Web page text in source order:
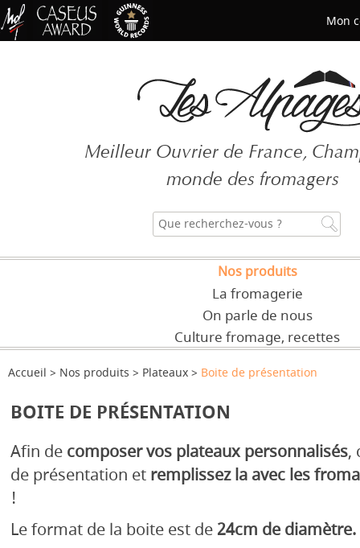
Meilleur Ouvrier de France,
monde des fromagers
Nos produits
La fromagerie
On parle de nous
Culture fromage, recettes
Accueil Nos produits Plateaux Boite de présentation
BOITE DE PRÉSENTATION
Afin de composer vos plateaux personnalisés,
de présentation et remplissez la avec les
!
Le format de la boite est de 24cm de diamètre.
Mon
Mot de passe oublié ?
CRÉER UN